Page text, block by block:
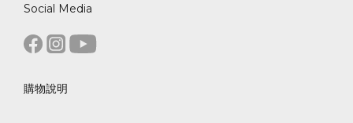
Social Media
購物說明